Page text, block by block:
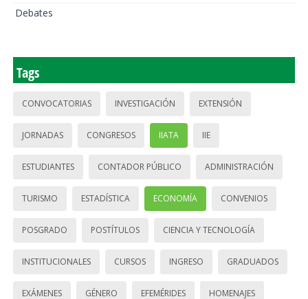
Debates
Tags
CONVOCATORIAS INVESTIGACIÓN EXTENSIÓN
JORNADAS CONGRESOS IIATA IIE
ESTUDIANTES CONTADOR PÚBLICO ADMINISTRACIÓN
TURISMO ESTADÍSTICA ECONOMÍA CONVENIOS
POSGRADO POSTÍTULOS CIENCIA Y TECNOLOGÍA
INSTITUCIONALES CURSOS INGRESO GRADUADOS
EXÁMENES GÉNERO EFEMÉRIDES HOMENAJES